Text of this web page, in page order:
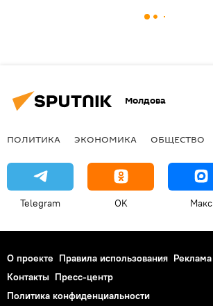
Молдова
ПОЛИТИКА ЭКОНОМИКА ОБЩЕСТВО
Telegram OK Макс
О проекте Правила использования Реклама
Контакты Пресс-центр
Политика конфиденциальности